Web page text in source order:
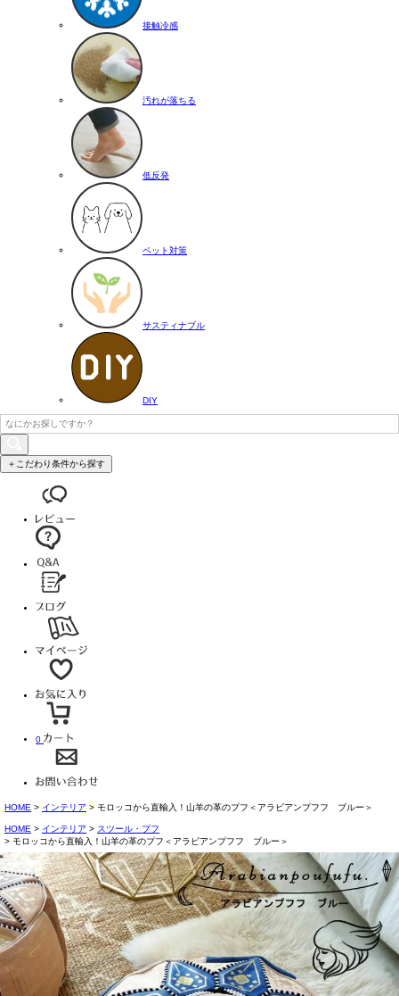
接触冷感
汚れが落ちる
低反発
ペット対策
サスティナブル
DIY
＋こだわり条件から探す
0
HOME インテリア モロッコから直輸入！山羊の革のプフ＜アラビアンプフフ ブルー＞
HOME インテリア
スツール・プフ
モロッコから直輸入！山羊の革のプフ＜アラビアンプフフ ブルー＞